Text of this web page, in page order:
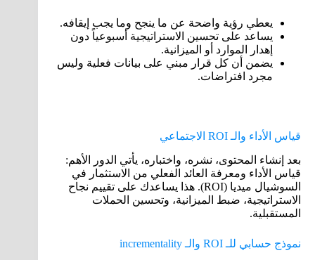
يعطي رؤية واضحة عن ما ينجح وما يجب إيقافه.
يساعد على تحسين الاستراتيجية أسبوعياً دون
إهدار الموارد أو الميزانية.
يضمن أن كل قرار مبني على بيانات فعلية وليس
مجرد افتراضات.
قياس الأداء والـ ROI الاجتماعي
بعد إنشاء المحتوى، نشره، واختباره، يأتي الدور الأهم:
قياس الأداء ومعرفة العائد الفعلي من الاستثمار في
السوشيال ميديا (ROI). هذا يساعدك على تقييم نجاح
الاستراتيجية، ضبط الميزانية، وتحسين الحملات
المستقبلية.
نموذج حسابي للـ ROI والـ incrementality